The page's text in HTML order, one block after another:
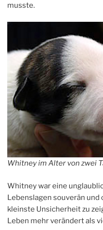
musste.
Whitney im Alter von zwei
Whitney war eine
Lebenslagen souverän und
kleinste Unsicherheit zu
Leben mehr verändert als